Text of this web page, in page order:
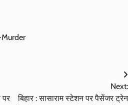
पर
Next:
बिहार : सासाराम स्टेशन पर पैसेंजर ट्रेन